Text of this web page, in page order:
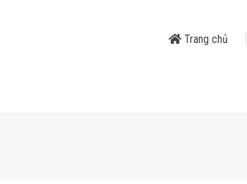
Trang chủ